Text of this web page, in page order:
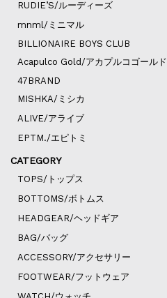
RUDIE’S/ルーディーズ
mnml/ミニマル
BILLIONAIRE BOYS CLUB
Acapulco Gold/アカプルコゴールド
47BRAND
MISHKA/ミシカ
ALIVE/アライブ
EPTM./エピトミ
CATEGORY
TOPS/トップス
BOTTOMS/ボトムス
HEADGEAR/ヘッドギア
BAG/バッグ
ACCESSORY/アクセサリー
FOOTWEAR/フットウェア